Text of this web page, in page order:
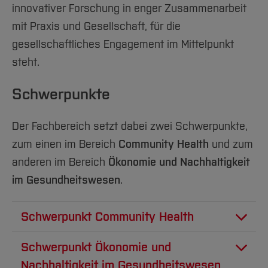
Arbeiten im FB G
Forschung und Projekte
International
Team
Service
Studiengänge
Studieninteressierte
Aktuelles
Studium
Fachgruppen
Forschung und Entwicklung
International
Service
Amtliche Bekanntmachungen
Notfall-Infos
BO Shop
Familiengerechte Hochschule
Gleichstellung
Diskriminierungsfreie Hochschule
Vertretungen
Wahlen
Hochschulbibliothek
Hochschulkommunikation
International Office
qed-Stiftung
innovativer Forschung in enger Zusammenarbeit
mit Praxis und Gesellschaft, für die
gesellschaftliches Engagement im Mittelpunkt
steht.
Schwerpunkte
Der Fachbereich setzt dabei zwei Schwerpunkte,
zum einen im Bereich Community Health und zum
anderen im Bereich Ökonomie und Nachhaltigkeit
im Gesundheitswesen.
Schwerpunkt Community Health
Community Health befasst sich mit der
gesundheitlichen Versorgung, Prävention und
Schwerpunkt Ökonomie und
Nachhaltigkeit im Gesundheitswesen